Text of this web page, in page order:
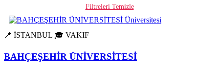
Filtreleri Temizle
📍 İSTANBUL 🎓 VAKIF
BAHÇEŞEHİR ÜNİVERSİTESİ